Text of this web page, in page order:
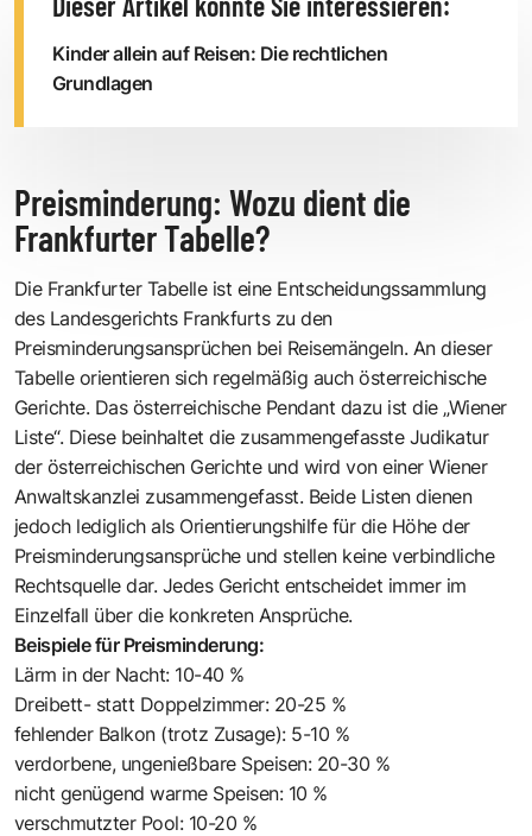
Kinder allein auf Reisen: Die rechtlichen
Grundlagen
Preisminderung: Wozu dient die
Frankfurter Tabelle?
Die Frankfurter Tabelle ist eine Entscheidungssammlung
des Landesgerichts Frankfurts zu den
Preisminderungsansprüchen bei Reisemängeln. An dieser
Tabelle orientieren sich regelmäßig auch österreichische
Gerichte. Das österreichische Pendant dazu ist die „Wiener
Liste“. Diese beinhaltet die zusammengefasste Judikatur
der österreichischen Gerichte und wird von einer Wiener
Anwaltskanzlei zusammengefasst. Beide Listen dienen
jedoch lediglich als Orientierungshilfe für die Höhe der
Preisminderungsansprüche und stellen keine verbindliche
Rechtsquelle dar. Jedes Gericht entscheidet immer im
Einzelfall über die konkreten Ansprüche.
Beispiele für Preisminderung:
Lärm in der Nacht: 10-40 %
Dreibett- statt Doppelzimmer: 20-25 %
fehlender Balkon (trotz Zusage): 5-10 %
verdorbene, ungenießbare Speisen: 20-30 %
nicht genügend warme Speisen: 10 %
verschmutzter Pool: 10-20 %